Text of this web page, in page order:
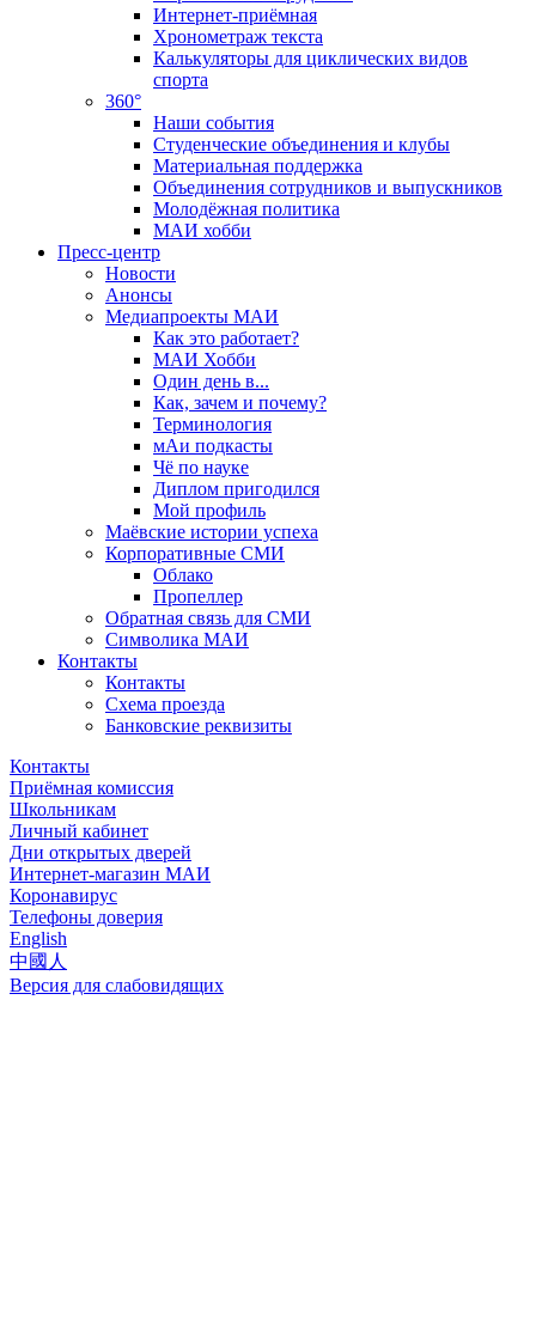
Интернет-приёмная
Хронометраж текста
Калькуляторы для циклических видов
спорта
360°
Наши события
Студенческие объединения и клубы
Материальная поддержка
Объединения сотрудников и выпускников
Молодёжная политика
МАИ хобби
Пресс-центр
Новости
Анонсы
Медиапроекты МАИ
Как это работает?
МАИ Хобби
Один день в...
Как, зачем и почему?
Терминология
мАи подкасты
Чё по науке
Диплом пригодился
Мой профиль
Маёвские истории успеха
Корпоративные СМИ
Облако
Пропеллер
Обратная связь для СМИ
Символика МАИ
Контакты
Контакты
Схема проезда
Банковские реквизиты
Контакты
Приёмная комиссия
Школьникам
Личный кабинет
Дни открытых дверей
Интернет-магазин МАИ
Коронавирус
Телефоны доверия
English
中國人
Версия для слабовидящих